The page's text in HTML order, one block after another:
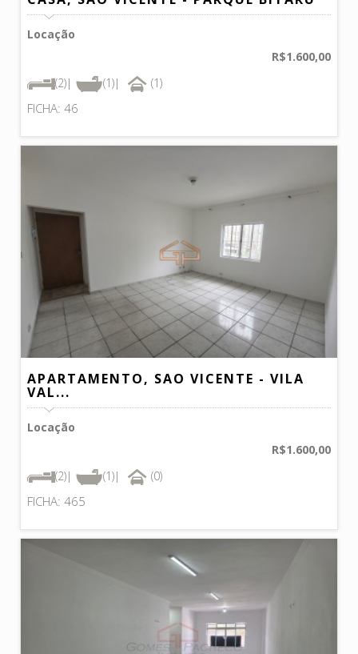
Locação
R$1.600,00
(2)|
(1)| (1)
FICHA: 46
APARTAMENTO, SAO VICENTE - VILA
VAL...
Locação
R$1.600,00
(2)|
(1)| (0)
FICHA: 465